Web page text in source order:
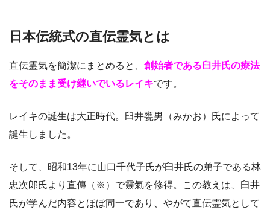
日本伝統式の直伝霊気とは
直伝霊気を簡潔にまとめると、 創始者である臼井氏の療法
をそのまま受け継いでいるレイキです。
レイキの誕生は大正時代。臼井甕男（みかお）氏によって
誕生しました。
そして、昭和13年に山口千代子氏が臼井氏の弟子である林
忠次郎氏より直傳（※）で靈氣を修得。この教えは、臼井
氏が学んだ内容とほぼ同一であり、やがて直伝霊気として